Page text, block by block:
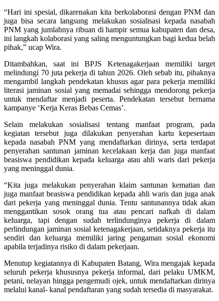
“Hari ini spesial, dikarenakan kita berkolaborasi dengan PNM dan
juga bisa secara langsung melakukan sosialisasi kepada nasabah
PNM yang jumlahnya ribuan di hampir semua kabupaten dan desa,
ini langkah kolaborasi yang saling menguntungkan bagi kedua belah
pihak,” ucap Wira.
Ditambahkan, saat ini BPJS Ketenagakerjaan memiliki target
melindungi 70 juta pekerja di tahun 2026. Oleh sebab itu, pihaknya
mengambil langkah pendekatan khusus agar para pekerja memiliki
literasi jaminan sosial yang memadai sehingga mendorong pekerja
untuk mendaftar menjadi peserta. Pendekatan tersebut bernama
kampanye ‘Kerja Keras Bebas Cemas’.
Selain melakukan sosialisasi tentang manfaat program, pada
kegiatan tersebut juga dilakukan penyerahan kartu kepesertaan
kepada nasabah PNM yang mendaftarkan dirinya, serta terdapat
penyerahan santunan jaminan kecelakaan kerja dan juga manfaat
beasiswa pendidikan kepada keluarga atau ahli waris dari pekerja
yang meninggal dunia.
“Kita juga melakukan penyerahan klaim santunan kematian dan
juga manfaat beasiswa pendidikan kepada ahli waris dan juga anak
dari pekerja yang meninggal dunia. Tentu santunannya tidak akan
menggantikan sosok orang tua atau pencari nafkah di dalam
keluarga, tapi dengan sudah terlindunginya pekerja di dalam
perlindungan jaminan sosial ketenagakerjaan, setidaknya pekerja itu
sendiri dan keluarga memiliki jaring pengaman sosial ekonomi
apabila terjadinya risiko di dalam pekerjaan.
Menutup kegiatannya di Kabupaten Batang, Wira mengajak kepada
seluruh pekerja khususnya pekerja informal, dari pelaku UMKM,
petani, nelayan hingga pengemudi ojek, untuk mendaftarkan dirinya
melalui kanal- kanal pendaftaran yang sudah tersedia di masyarakat.